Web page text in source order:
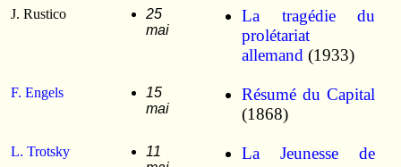
J. Rustico
25
mai
La tragédie du
prolétariat
allemand (1933)
F. Engels
15
mai
Résumé du Capital
(1868)
L. Trotsky
11
La Jeunesse de